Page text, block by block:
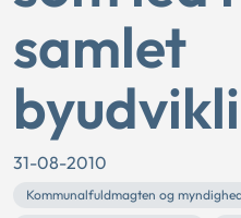
samlet
31-08-2010
Kommunalfuldmagten og